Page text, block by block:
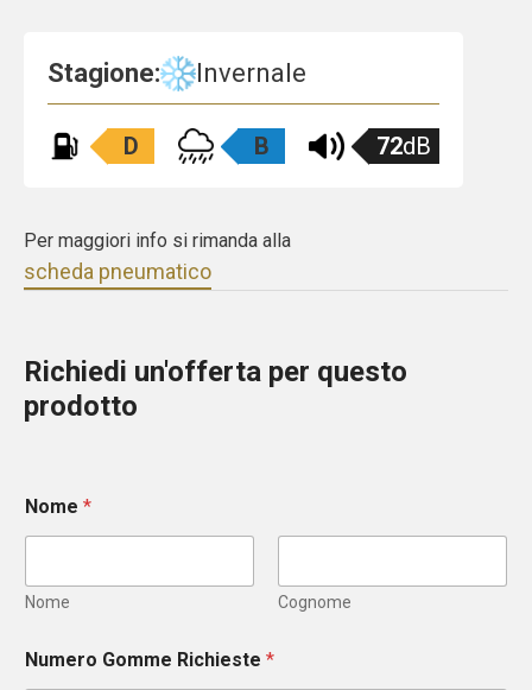
Stagione: Invernale
D B 72dB
Per maggiori info si rimanda alla
scheda pneumatico
Richiedi un'offerta per questo
prodotto
Nome *
Nome Cognome
Numero Gomme Richieste *